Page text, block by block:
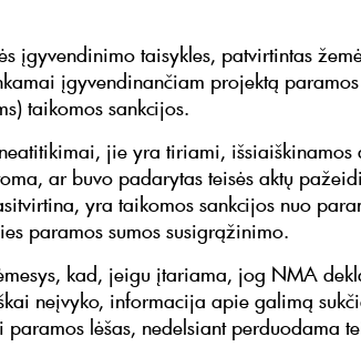
įgyvendinimo taisykles, patvirtintas
įgyvendinančiam projektą
taikomos sankcijos.
jie yra tiriami, išsiaiškinamos
ar buvo padarytas teisės aktų
yra taikomos sankcijos nuo
paramos sumos susigrąžinimo.
kad, jeigu įtariama, jog NMA
neįvyko, informacija apie galimą
paramos lėšas, nedelsiant perduodama